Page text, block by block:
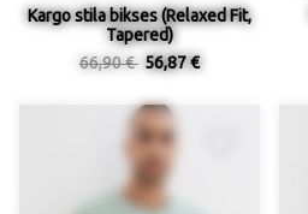
Kargo stila bikses (Relaxed Fit,
Tapered)
66,90 € 56,87 €